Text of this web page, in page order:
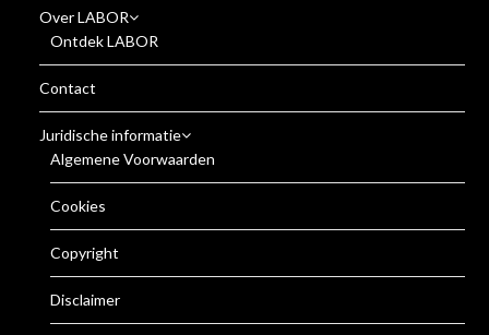
Over LABOR
Ontdek LABOR
Contact
Juridische informatie
Algemene Voorwaarden
Cookies
Copyright
Disclaimer